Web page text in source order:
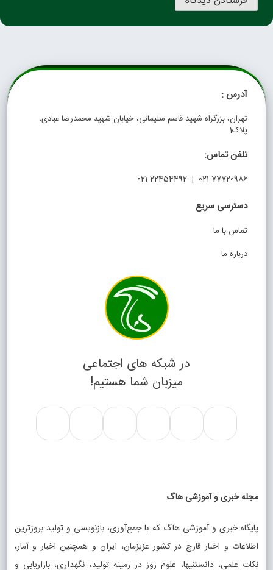
آدرس :
تهران، بزرگراه شهید قاسم سلیمانی، خیابان شهید محمدرضا عبادی،
پلاک1
تلفن تماس:
021-77720986 | 021-22454492
دسترسی سریع
تماس با ما
درباره ما
در شبکه های اجتماعی
میزبان شما هستیم!
مجله خبری و آموزشی هاگ
پایگاه خبری و آموزشی هاگ که با جمع‌آوری، بازنویسی و تولید بروزترین
اطلاعات و اخبار قارچ در کشور عزیزمان، ایران و همچنین اخبار و آمار،
نکات علمی، دانستنیها، علوم روز در زمینه تولید، نگهداری، بازاریابی و